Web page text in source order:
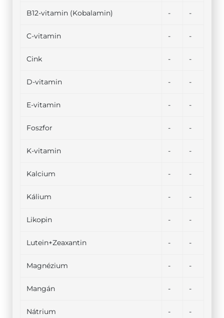
B12-vitamin (Kobalamin) - -
C-vitamin - -
Cink - -
D-vitamin - -
E-vitamin - -
Foszfor - -
K-vitamin - -
Kalcium - -
Kálium - -
Likopin - -
Lutein+Zeaxantin - -
Magnézium - -
Mangán - -
Nátrium - -